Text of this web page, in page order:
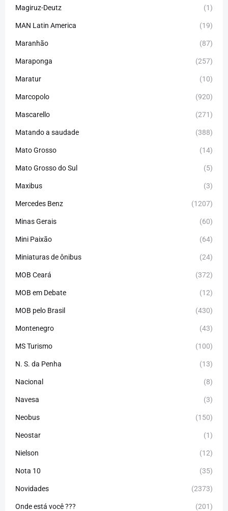
Magiruz-Deutz (1)
MAN Latin America (19)
Maranhão (87)
Maraponga (257)
Maratur (10)
Marcopolo (920)
Mascarello (271)
Matando a saudade (388)
Mato Grosso (14)
Mato Grosso do Sul (5)
Maxibus (3)
Mercedes Benz (1207)
Minas Gerais (60)
Mini Paixão (64)
Miniaturas de ônibus (24)
MOB Ceará (372)
MOB em Debate (12)
MOB pelo Brasil (430)
Montenegro (43)
MS Turismo (100)
N. S. da Penha (13)
Nacional (8)
Navesa (3)
Neobus (150)
Neostar (1)
Nielson (12)
Nota 10 (35)
Novidades (2373)
Onde está você ??? (201)